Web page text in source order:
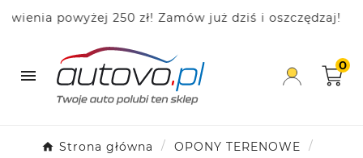
powyżej 250 zł! Zamów już dziś i oszczędzaj!

0
Strona główna
OPONY TERENOWE